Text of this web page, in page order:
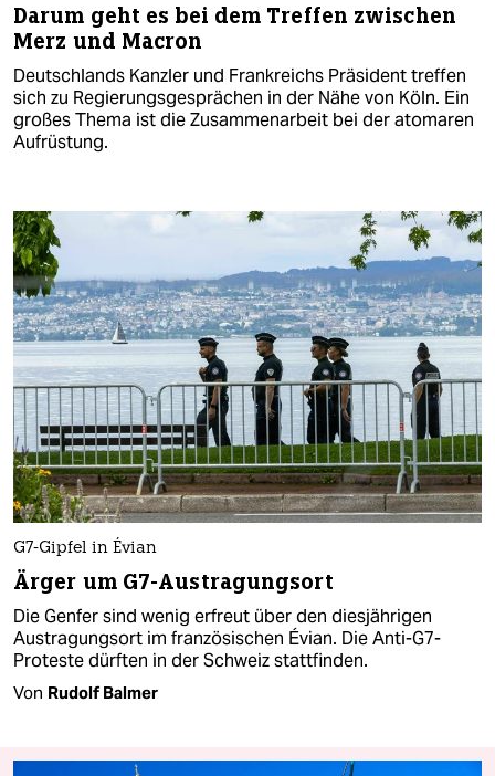
Darum geht es bei dem Treffen zwischen
Merz und Macron
Deutschlands Kanzler und Frankreichs Präsident treffen
sich zu Regierungsgesprächen in der Nähe von Köln. Ein
großes Thema ist die Zusammenarbeit bei der atomaren
Aufrüstung.
G7-Gipfel in Évian
Ärger um G7-Austragungsort
Die Genfer sind wenig erfreut über den diesjährigen
Austragungsort im französischen Évian. Die Anti-G7-
Proteste dürften in der Schweiz stattfinden.
Von Rudolf Balmer